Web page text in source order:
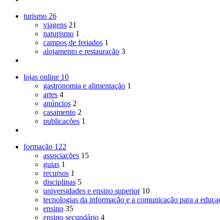
turismo 26
viagens 21
naturismo 1
campos de feriados 1
alojamento e restauração 3
lojas online 10
gastronomia e alimentação 1
artes 4
anúncios 2
casamento 2
publicações 1
formação 122
associações 15
guias 1
recursos 1
disciplinas 5
universidades e ensino superior 10
tecnologias da informação e a comunicação para a
ensino 35
ensino secundário 4